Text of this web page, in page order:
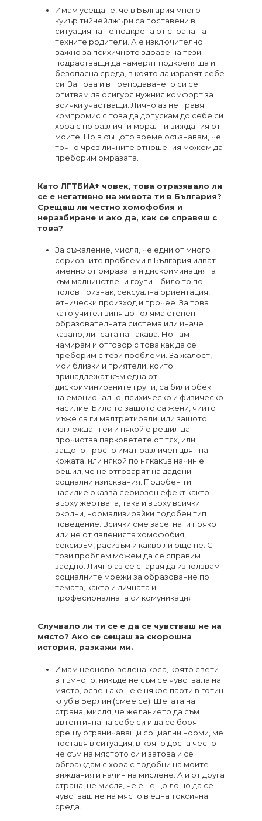
Имам усещане, че в България много
куиър тийнейджъри са поставени в
ситуация на не подкрепа от страна на
техните родители. А е изключително
важно за психичното здраве на тези
подрастващи да намерят подкрепяща и
безопасна среда, в която да изразят себе
си. За това и в преподаването си се
опитвам да осигуря нужния комфорт за
всички участващи. Лично аз не правя
компромис с това да допускам до себе си
хора с по различни морални виждания от
моите. Но в същото време осъзнавам, че
точно чрез личните отношения можем да
преборим омразата.
Като ЛГТБИА+ човек, това отразявало ли
се е негативно на живота ти в България?
Срещаш ли честно хомофобия и
неразбиране и ако да, как се справяш с
това?
За съжаление, мисля, че едни от много
сериозните проблеми в България идват
именно от омразата и дискриминацията
към малцинствени групи – било то по
полов признак, сексуална ориентация,
етнически произход и прочее. За това
като учител виня до голяма степен
образователната система или иначе
казано, липсата на такава. Но там
намирам и отговор с това как да се
преборим с тези проблеми. За жалост,
мои близки и приятели, които
принадлежат към една от
дискриминираните групи, са били обект
на емоционално, психическо и физическо
насилие. Било то защото са жени, чиито
мъже са ги малтретирали, или защото
изглеждат гей и някой е решил да
прочиства парковетете от тях, или
защото просто имат различен цвят на
кожата, или някой по някакъв начин е
решил, че не отговарят на дадени
социални изисквания. Подобен тип
насилие оказва сериозен ефект както
върху жертвата, така и върху всички
околни, нормализирайки подобен тип
поведение. Всички сме засегнати пряко
или не от явленията хомофобия,
сексизъм, расизъм и какво ли още не. С
този проблем можем да се справим
заедно. Лично аз се старая да използвам
социалните мрежи за образование по
темата, както и личната и
професионалната си комуникация.
Случвало ли ти се е да се чувстваш не на
място? Ако се сещаш за скорошна
история, разкажи ми.
Имам неоново-зелена коса, която свети
в тъмното, никъде не съм се чувствала на
място, освен ако не е някое парти в готин
клуб в Берлин (смее се). Шегата на
страна, мисля, че желанието да съм
автентична на себе си и да се боря
срещу ограничаващи социални норми, ме
поставя в ситуация, в която доста често
не съм на мястото си и затова и се
обграждам с хора с подобни на моите
виждания и начин на мислене. А и от друга
страна, не мисля, че е нещо лошо да се
чувстваш не на място в една токсична
среда.